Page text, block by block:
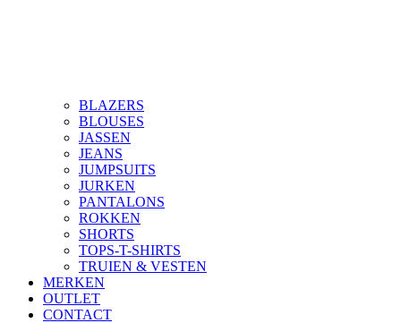
BLAZERS
BLOUSES
JASSEN
JEANS
JUMPSUITS
JURKEN
PANTALONS
ROKKEN
SHORTS
TOPS-T-SHIRTS
TRUIEN & VESTEN
MERKEN
OUTLET
CONTACT